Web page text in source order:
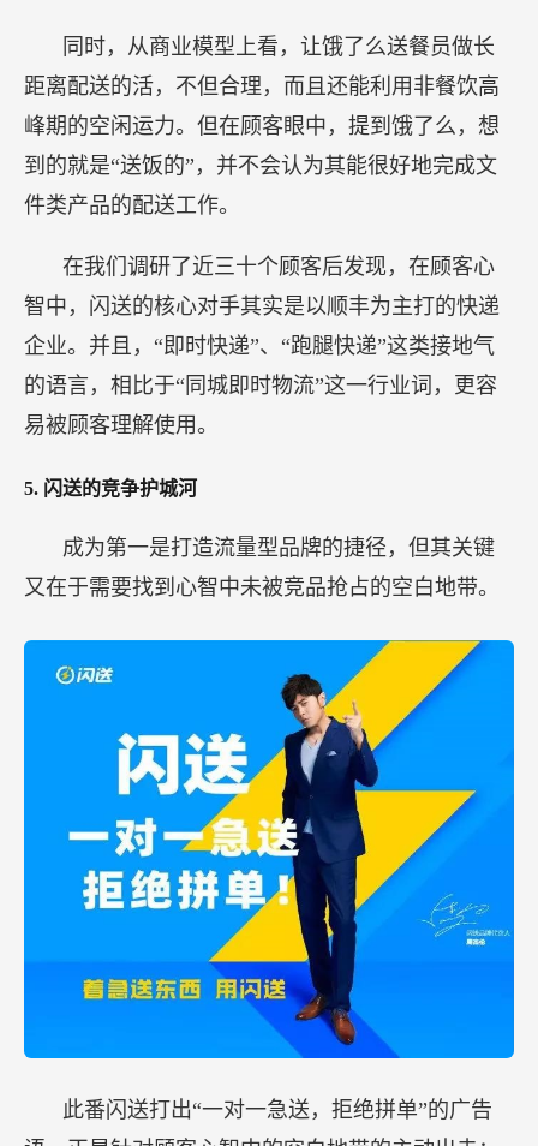
同时，从商业模型上看，让饿了么送餐员做长
距离配送的活，不但合理，而且还能利用非餐饮高
峰期的空闲运力。但在顾客眼中，提到饿了么，想
到的就是“送饭的”，并不会认为其能很好地完成文
件类产品的配送工作。
在我们调研了近三十个顾客后发现，在顾客心
智中，闪送的核心对手其实是以顺丰为主打的快递
企业。并且，“即时快递”、“跑腿快递”这类接地气
的语言，相比于“同城即时物流”这一行业词，更容
易被顾客理解使用。
5. 闪送的竞争护城河
成为第一是打造流量型品牌的捷径，但其关键
又在于需要找到心智中未被竞品抢占的空白地带。
此番闪送打出“一对一急送，拒绝拼单”的广告